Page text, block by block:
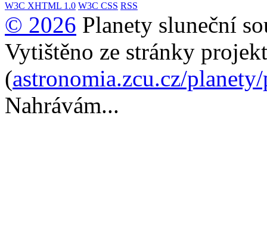
W3C XHTML 1.0 W3C CSS RSS
© 2026 Planety sluneční
Vytištěno ze stránky
(astronomia.zcu.cz/
Nahrávám...